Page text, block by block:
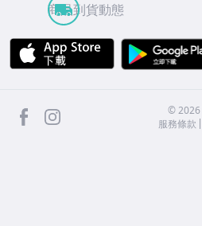
商品到貨動態
APP Store
facebook ©2026
服務條款